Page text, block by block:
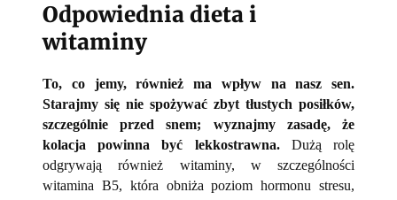
Odpowiednia dieta i
witaminy
To, co jemy, również ma wpływ na nasz sen.
Starajmy się nie spożywać zbyt tłustych posiłków,
szczególnie przed snem; wyznajmy zasadę, że
kolacja powinna być lekkostrawna.Dużą rolę
odgrywają również witaminy, w szczególności
witamina B5, która obniża poziom hormonu stresu,